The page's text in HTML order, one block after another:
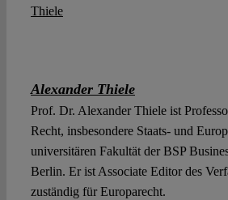
Alexander Thiele
Prof. Dr. Alexander Thiele ist
Recht, insbesondere Staats- und
universitären Fakultät der BSP
Berlin. Er ist Associate Editor des
zuständig für Europarecht.